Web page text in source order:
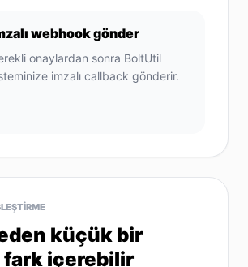
webhook gönder
onaylardan sonra BoltUtil
imzalı callback gönderir.
küçük bir
fark içerebilir